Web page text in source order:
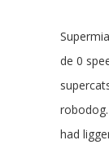
de 0
had